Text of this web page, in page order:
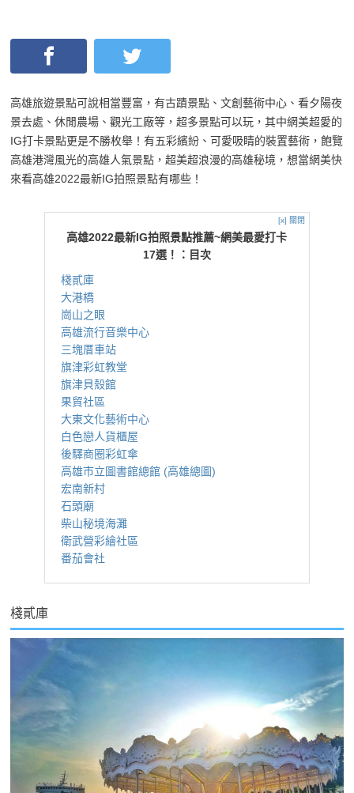
高雄旅遊景點可說相當豐富，有古蹟景點、文創藝術中心、看夕陽夜
景去處、休閒農場、觀光工廠等，超多景點可以玩，其中網美超愛的
IG打卡景點更是不勝枚舉！有五彩繽紛、可愛吸睛的裝置藝術，飽覽
高雄港灣風光的高雄人氣景點，超美超浪漫的高雄秘境，想當網美快
來看高雄2022最新IG拍照景點有哪些！
[x] 關閉
高雄2022最新IG拍照景點推薦~網美最愛打卡
17選！：目次
棧貳庫
大港橋
崗山之眼
高雄流行音樂中心
三塊厝車站
旗津彩虹教堂
旗津貝殼館
果貿社區
大東文化藝術中心
白色戀人貨櫃屋
後驛商圈彩虹傘
高雄市立圖書館總館 (高雄總圖)
宏南新村
石頭廟
柴山秘境海灘
衛武營彩繪社區
番茄會社
棧貳庫